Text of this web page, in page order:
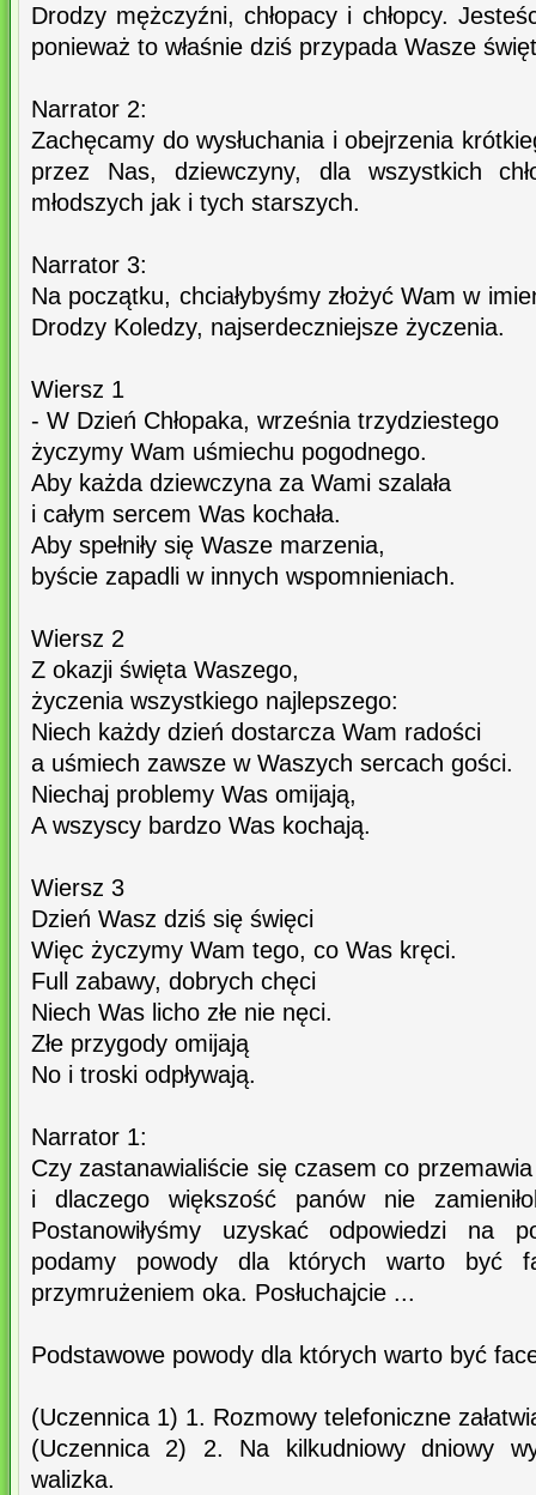
Drodzy mężczyźni, chłopacy i chłopcy.
ponieważ to właśnie dziś przypada Wasze
Narrator 2:
Zachęcamy do wysłuchania i obejrzenia
przez Nas, dziewczyny, dla wszystkich
młodszych jak i tych starszych.
Narrator 3:
Na początku, chciałybyśmy złożyć Wam w
Drodzy Koledzy, najserdeczniejsze życzenia.
Wiersz 1
- W Dzień Chłopaka, września trzydziestego
życzymy Wam uśmiechu pogodnego.
Aby każda dziewczyna za Wami szalała
i całym sercem Was kochała.
Aby spełniły się Wasze marzenia,
byście zapadli w innych wspomnieniach.
Wiersz 2
Z okazji święta Waszego,
życzenia wszystkiego najlepszego:
Niech każdy dzień dostarcza Wam radości
a uśmiech zawsze w Waszych sercach gości.
Niechaj problemy Was omijają,
A wszyscy bardzo Was kochają.
Wiersz 3
Dzień Wasz dziś się święci
Więc życzymy Wam tego, co Was kręci.
Full zabawy, dobrych chęci
Niech Was licho złe nie nęci.
Złe przygody omijają
No i troski odpływają.
Narrator 1:
Czy zastanawialiście się czasem co
i dlaczego większość panów nie
Postanowiłyśmy uzyskać odpowiedzi na
podamy powody dla których warto być
przymrużeniem oka. Posłuchajcie ...
Podstawowe powody dla których warto być
(Uczennica 1) 1. Rozmowy telefoniczne
(Uczennica 2) 2. Na kilkudniowy dniowy
walizka.